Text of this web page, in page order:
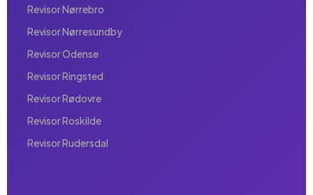
Revisor Nørrebro
Revisor Nørresundby
Revisor Odense
Revisor Ringsted
Revisor Rødovre
Revisor Roskilde
Revisor Rudersdal